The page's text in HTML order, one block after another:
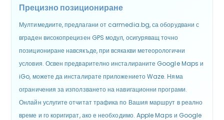
Прецизно позициониране
Мултимедиите, предлагани от carmedia.bg, са оборудвани с
вграден високопрецизен GPS модул, осигуряващ точно
позициониране навсякъде, при всякакви метеорологични
условия. Освен предварително инсталираните Google Maps и
iGo, можете да инсталирате приложението Waze. Няма
ограничения за използването на навигационни програми.
Онлайн услугите отчитат трафика по Вашия маршрут в реално
време и го коригират, ако е необходимо. Apple Maps и Google